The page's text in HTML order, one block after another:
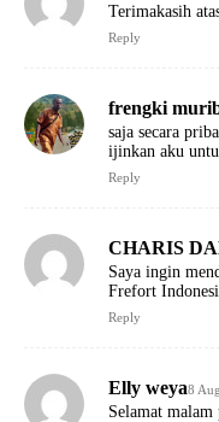
Terimakasih
Reply
frengki
saja secara
ijinkan aku
Reply
CHARIS
Saya ingin
Frefort
Reply
Elly weya8
Selamat malam